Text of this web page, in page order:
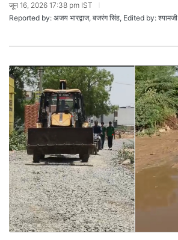
जून 16, 2026 17:38 pm IST
Reported by: अजय भारद्वाज, बजरंग सिंह, Edited by: श्यामजी